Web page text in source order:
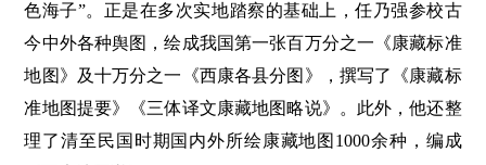
色海子”。正是在多次实地踏察的基础上，任乃强参校古
今中外各种舆图，绘成我国第一张百万分之一《康藏标准
地图》及十万分之一《西康各县分图》，撰写了《康藏标
准地图提要》《三体译文康藏地图略说》。此外，他还整
理了清至民国时期国内外所绘康藏地图1000余种，编成